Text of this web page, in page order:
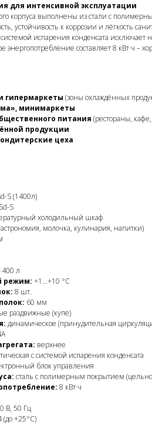
для интенсивной эксплуатации
корпуса выполнены из стали с
устойчивость к коррозии и лёгкость
системой испарения конденсата исключает
энергопотребление составляет 8 кВт·ч –
гипермаркеты (зоны охлаждённых
минимаркеты
питания (рестораны,
продукции
цеха
S (1400л)
S
холодильный шкаф
молочка, кулинария, напитки)
л
режим: +1…+10 °C
8 шт.
60 мм
раздвижные (купе)
динамическое (принудительная
верхнее
с системой испарения конденсата
блок управления
сталь с полимерным покрытием
8 кВт·ч
В, 50 Гц
(до +25°C)